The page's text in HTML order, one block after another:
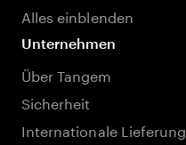
Alles einblenden
Unternehmen
Über Tangem
Sicherheit
Internationale Lieferung